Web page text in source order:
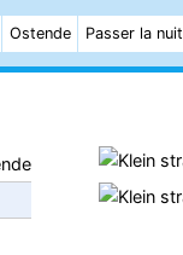
Ostende Passer la nuit